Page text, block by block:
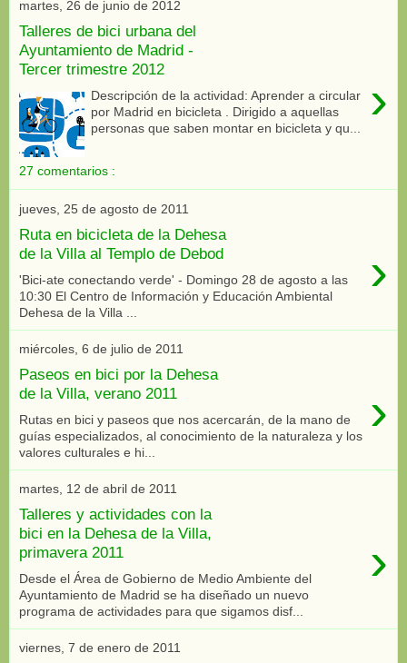
martes, 26 de junio de 2012
Talleres de bici urbana del
Ayuntamiento de Madrid -
Tercer trimestre 2012
›
Descripción de la actividad: Aprender a circular
por Madrid en bicicleta . Dirigido a aquellas
personas que saben montar en bicicleta y qu...
27 comentarios :
jueves, 25 de agosto de 2011
Ruta en bicicleta de la Dehesa
de la Villa al Templo de Debod
›
'Bici-ate conectando verde' - Domingo 28 de agosto a las
10:30 El Centro de Información y Educación Ambiental
Dehesa de la Villa ...
miércoles, 6 de julio de 2011
Paseos en bici por la Dehesa
de la Villa, verano 2011
›
Rutas en bici y paseos que nos acercarán, de la mano de
guías especializados, al conocimiento de la naturaleza y los
valores culturales e hi...
martes, 12 de abril de 2011
Talleres y actividades con la
bici en la Dehesa de la Villa,
primavera 2011
›
Desde el Área de Gobierno de Medio Ambiente del
Ayuntamiento de Madrid se ha diseñado un nuevo
programa de actividades para que sigamos disf...
viernes, 7 de enero de 2011